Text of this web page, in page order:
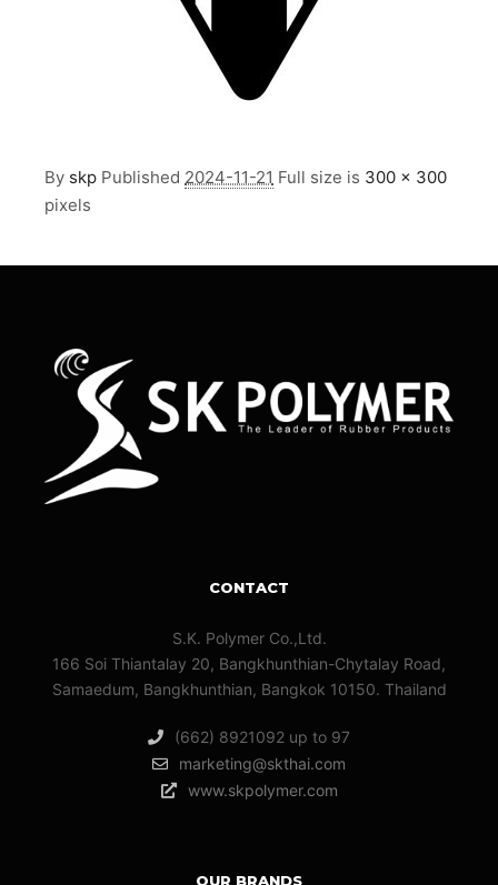
By skp Published 2024-11-21 Full size is 300 × 300
pixels
CONTACT
S.K. Polymer Co.,Ltd.
166 Soi Thiantalay 20, Bangkhunthian-Chytalay Road,
Samaedum, Bangkhunthian, Bangkok 10150. Thailand
(662) 8921092 up to 97
marketing@skthai.com
www.skpolymer.com
OUR BRANDS